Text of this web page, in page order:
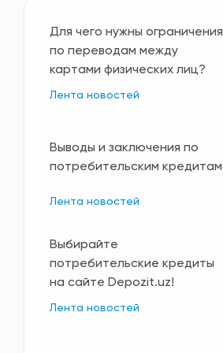
Для чего нужны ограничения
по переводам между
картами физических лиц?
Лента новостей
Выводы и заключения по
потребительским кредитам
Лента новостей
Выбирайте
потребительские кредиты
на сайте Depozit.uz!
Лента новостей